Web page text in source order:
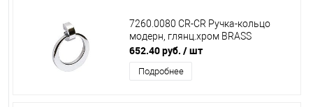
7260.0080 CR-CR Ручка-кольцо
модерн, глянц.хром BRASS
652.40 руб. / шт
Подробнее